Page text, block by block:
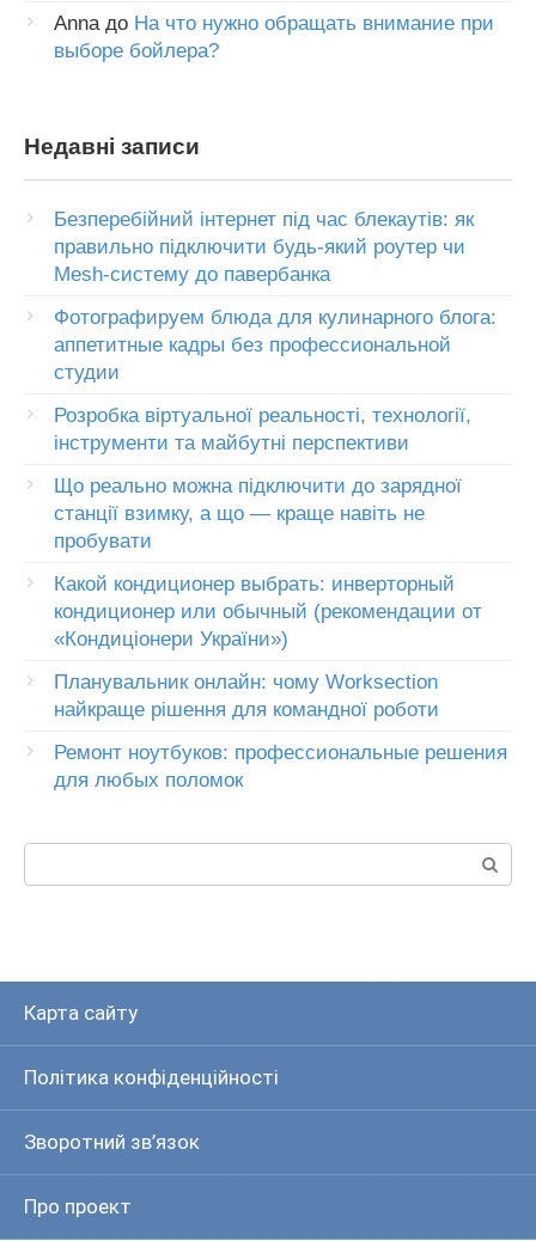
Annaдо На что нужно обращать внимание при
выборе бойлера?
Недавні записи
Безперебійний інтернет під час блекаутів: як
правильно підключити будь-який роутер чи
Mesh-систему до павербанка
Фотографируем блюда для кулинарного блога:
аппетитные кадры без профессиональной
студии
Розробка віртуальної реальності, технології,
інструменти та майбутні перспективи
Що реально можна підключити до зарядної
станції взимку, а що — краще навіть не
пробувати
Какой кондиционер выбрать: инверторный
кондиционер или обычный (рекомендации от
«Кондиціонери України»)
Планувальник онлайн: чому Worksection
найкраще рішення для командної роботи
Ремонт ноутбуков: профессиональные решения
для любых поломок
Карта сайту
Політика конфіденційності
Зворотний зв’язок
Про проект